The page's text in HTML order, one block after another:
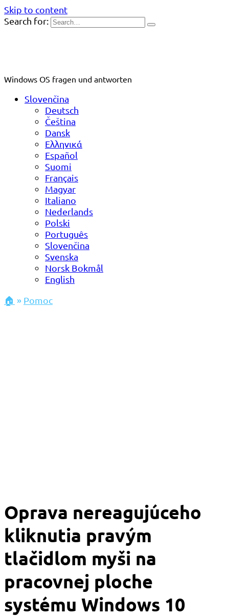
Skip to content
Search for:
Windows OS fragen und antworten
Slovenčina
Deutsch
Čeština
Dansk
Ελληνικά
Español
Suomi
Français
Magyar
Italiano
Nederlands
Polski
Português
Slovenčina
Svenska
Norsk Bokmål
English
🏠 » Pomoc
Oprava nereagujúceho
kliknutia pravým
tlačidlom myši na
pracovnej ploche
systému Windows 10